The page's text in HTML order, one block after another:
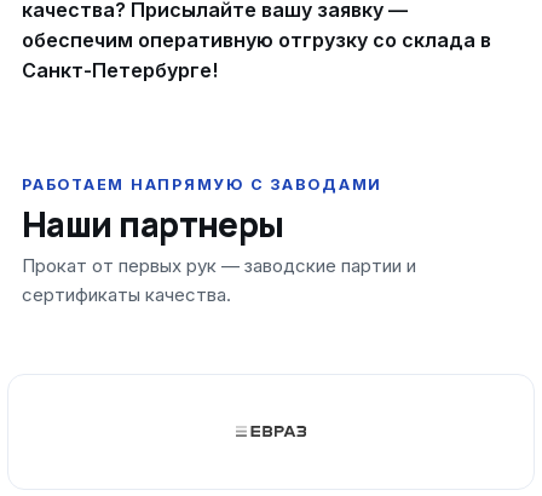
качества? Присылайте вашу заявку —
обеспечим оперативную отгрузку со склада в
Санкт-Петербурге!
Наши партнеры